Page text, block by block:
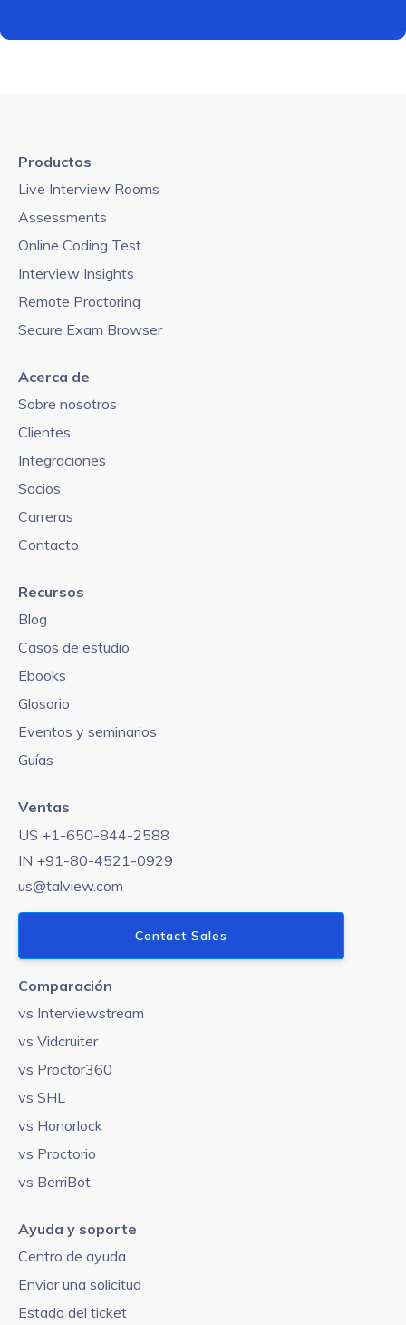
Productos
Live Interview Rooms
Assessments
Online Coding Test
Interview Insights
Remote Proctoring
Secure Exam Browser
Acerca de
Sobre nosotros
Clientes
Integraciones
Socios
Carreras
Contacto
Recursos
Blog
Casos de estudio
Ebooks
Glosario
Eventos y seminarios
Guías
Ventas
US +1-650-844-2588
IN +91-80-4521-0929
us@talview.com
Contact Sales
Comparación
vs Interviewstream
vs Vidcruiter
vs Proctor360
vs SHL
vs Honorlock
vs Proctorio
vs BerriBot
Ayuda y soporte
Centro de ayuda
Enviar una solicitud
Estado del ticket